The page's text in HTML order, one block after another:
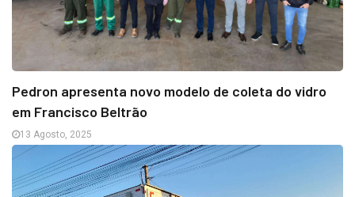
Pedron apresenta novo modelo de coleta do vidro
em Francisco Beltrão
13 Agosto, 2025